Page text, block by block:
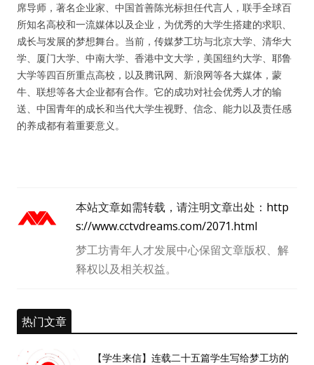
席导师，著名企业家、中国首善陈光标担任代言人，联手全球百
所知名高校和一流媒体以及企业，为优秀的大学生搭建的求职、
成长与发展的梦想舞台。当前，传媒梦工坊与北京大学、清华大
学、厦门大学、中南大学、香港中文大学，美国纽约大学、耶鲁
大学等四百所重点高校，以及腾讯网、新浪网等各大媒体，蒙
牛、联想等各大企业都有合作。它的成功对社会优秀人才的输
送、中国青年的成长和当代大学生视野、信念、能力以及责任感
的养成都有着重要意义。
本站文章如需转载，请注明文章出处： http
s://www.cctvdreams.com/2071.html
梦工坊青年人才发展中心保留文章版权、解
释权以及相关权益。
热门文章
【学生来信】连载二十五篇学生写给梦工坊的